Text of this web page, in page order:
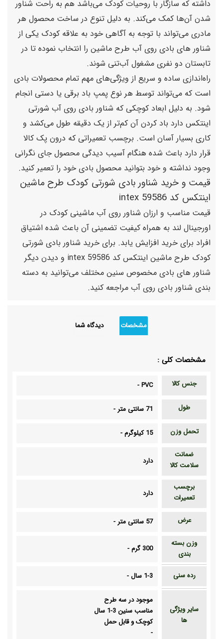
داشته که سازگار با روحیات کودک می‌باشد هم به راحت شناور
شدن آن‌ها کمک می‌کند. به دلیل تنوع در ساخت محصول هر
مادری می‌تواند با توجه به آگاهی خود به علاقه کودک یکی از
شناور های بادی روی آب طرح ماشین را انتخاب نموده تا در
تابستان دو نفری مشغول آب‌تنی شوند.
راه‌اندازی ساده و سریع از ویژگی‌های مهم تمام محصولات بادی
است که می‌تواند توسط هر نوع پمپ باد برقی یا دستی انجام
شود. به دلیل ابعاد کوچکی که شناور بادی روی آب شورتی
اینتکس دارد باد کردن آن کم‌تر از یک دقیقه طول می‌کشد و
کاری بسیار آسان است. برچسب تعمیراتی که درون پک کالا
قرار دارد باعث شده هنگام آسیب دیدگی محصول جای نگرانی
وجود نداشته و خود بتوانید محصول بادی خود را تعمیر کنید.
قیمت و خرید شناور بادی شورتی کودک طرح ماشین
اینتکس کد 59586 intex
قیمت مناسب و ارزان شناور روی آب ماشینی کودک در
اورجینال لند به همراه کیفیت تضمینی آن باعث شده اشتیاق
افراد برای خرید افزایش یابد. برای خرید شناور بادی شورتی
کودک طرح ماشین اینتکس کد 59586 intex و دیدن دیگر
شناور های بادی مخصوص سنین مختلف می‌توانید به دسته
بندی شناور بادی روی آب مراجعه کنید.
مشخصات دیدگاه شما
مشخصات کلی :
جنس کالا PVC
-
طول 71 سانتی متر -
تحمل وزن 15 کیلوگرم -
ضمانت
سلامت کالا
دارد
برچسب
تعمیرات
دارد
عرض 57 سانتی متر -
وزن بسته
بندی
300 گرم -
رده سنی 1-3 سال -
سایر ویژگی
ها
موجود در سه طرح
مناسب سنین 3-1 سال
کوچک و قابل حمل
-